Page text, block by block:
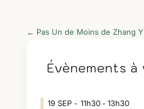
← Pas Un de Moins de Zhang
Évènements à
19 SEP 11h30- 13h30